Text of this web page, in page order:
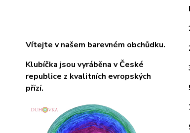
Vítejte v našem barevném obchůdku.
Klubíčka jsou vyráběna v České
republice z kvalitních evropských
přízí.